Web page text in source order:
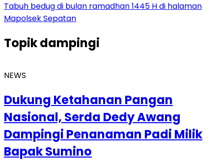
Tabuh bedug di bulan ramadhan 1445 H di halaman
Mapolsek Sepatan
Topikdampingi
NEWS
Dukung Ketahanan Pangan
Nasional, Serda Dedy Awang
Dampingi Penanaman Padi Milik
Bapak Sumino